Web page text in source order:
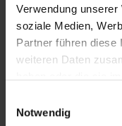
Verwendung
soziale Medien,
Partner führen diese
weiteren Daten
Notwendig